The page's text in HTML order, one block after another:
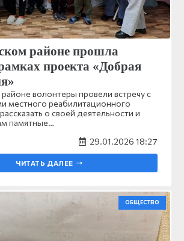
районе прошла
проекта «Добрая
волонтеры провели встречу с
местного реабилитационного
о своей деятельности и
памятные…
29.01.2026 18:27
ЧИТАТЬ ДАЛЕЕ
ОБЩЕСТВО